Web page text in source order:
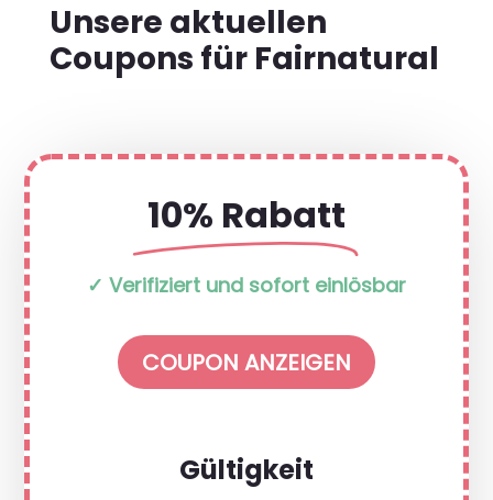
Unsere aktuellen
Coupons für Fairnatural
10% Rabatt
✓ Verifiziert und sofort einlösbar
COUPON ANZEIGEN
Gültigkeit